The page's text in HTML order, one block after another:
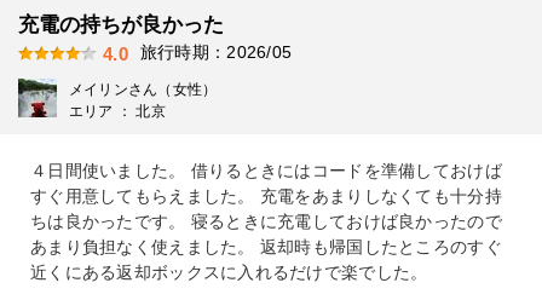
充電の持ちが良かった
4.0 旅行時期：2026/05
メイリンさん（女性）
エリア ： 北京
４日間使いました。 借りるときにはコードを準備しておけば
すぐ用意してもらえました。 充電をあまりしなくても十分持
ちは良かったです。 寝るときに充電しておけば良かったので
あまり負担なく使えました。 返却時も帰国したところのすぐ
近くにある返却ボックスに入れるだけで楽でした。